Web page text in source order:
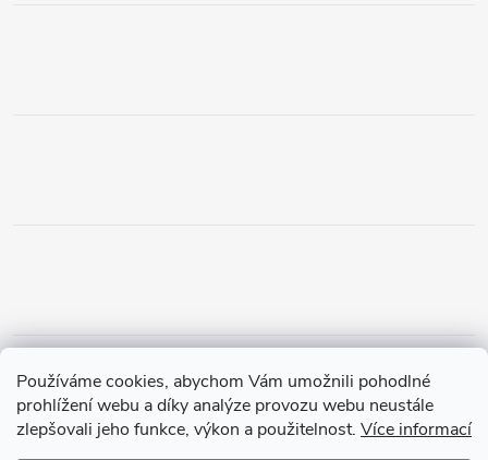
Používáme cookies, abychom Vám umožnili pohodlné
prohlížení webu a díky analýze provozu webu neustále
zlepšovali jeho funkce, výkon a použitelnost. Více informací
Zásady ochrany osobních údajů
Doprava a platba Tříletá záruka